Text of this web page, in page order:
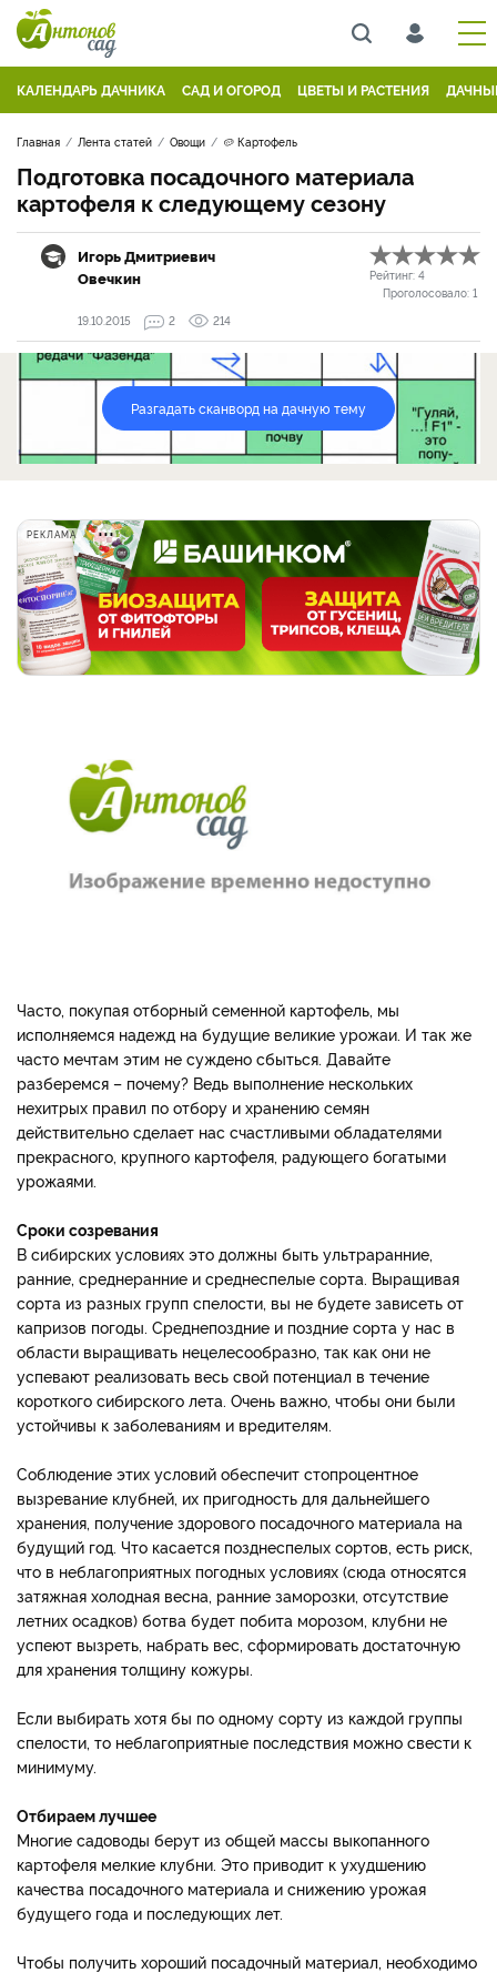
КАЛЕНДАРЬ ДАЧНИКА САД И ОГОРОД ЦВЕТЫ И РАСТЕНИЯ
Главная Лента статей Овощи 🥔 Картофель
Подготовка посадочного материала
картофеля к следующему сезону
Игорь Дмитриевич
Овечкин
Рейтинг: 4
Проголосовало: 1
19.10.2015
2 214
Разгадать сканворд на дачную тему
РЕКЛАМА
Часто, покупая отборный семенной картофель, мы
исполняемся надежд на будущие великие урожаи. И так же
часто мечтам этим не суждено сбыться. Давайте
разберемся – почему? Ведь выполнение нескольких
нехитрых правил по отбору и хранению семян
действительно сделает нас счастливыми обладателями
прекрасного, крупного картофеля, радующего богатыми
урожаями.
Сроки созревания
В сибирских условиях это должны быть ультраранние,
ранние, среднеранние и среднеспелые сорта. Выращивая
сорта из разных групп спелости, вы не будете зависеть от
капризов погоды. Среднепоздние и поздние сорта у нас в
области выращивать нецелесообразно, так как они не
успевают реализовать весь свой потенциал в течение
короткого сибирского лета. Очень важно, чтобы они были
устойчивы к заболеваниям и вредителям.
Соблюдение этих условий обеспечит стопроцентное
вызревание клубней, их пригодность для дальнейшего
хранения, получение здорового посадочного материала на
будущий год. Что касается позднеспелых сортов, есть риск,
что в неблагоприятных погодных условиях (сюда относятся
затяжная холодная весна, ранние заморозки, отсутствие
летних осадков) ботва будет побита морозом, клубни не
успеют вызреть, набрать вес, сформировать достаточную
для хранения толщину кожуры.
Если выбирать хотя бы по одному сорту из каждой группы
спелости, то неблагоприятные последствия можно свести к
минимуму.
Отбираем лучшее
Многие садоводы берут из общей массы выкопанного
картофеля мелкие клубни. Это приводит к ухудшению
качества посадочного материала и снижению урожая
будущего года и последующих лет.
Чтобы получить хороший посадочный материал, необходимо